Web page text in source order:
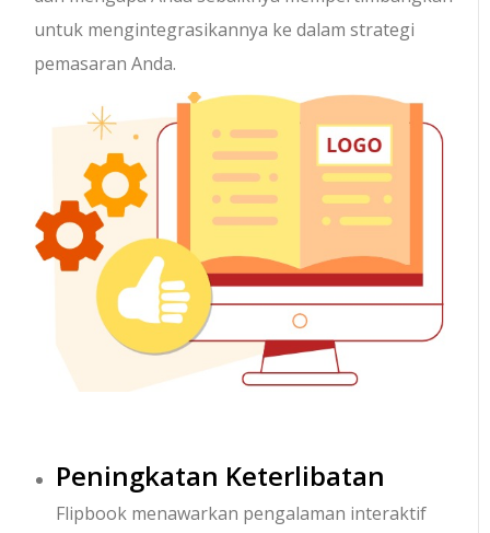
untuk mengintegrasikannya ke dalam strategi
pemasaran Anda.
Peningkatan Keterlibatan
Flipbook menawarkan pengalaman interaktif